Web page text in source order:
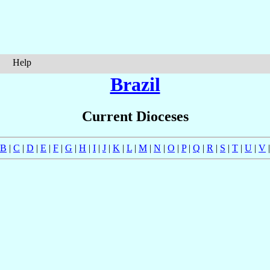
Help
Brazil
Current Dioceses
B | C | D | E | F | G | H | I | J | K | L | M | N | O | P| Q | R | S | T | U | V